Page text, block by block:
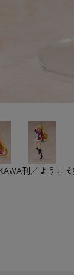
刊／ようこ